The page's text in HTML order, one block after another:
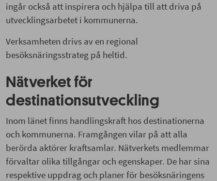
ingår också att inspirera och hjälpa till att driva på
utvecklingsarbetet i kommunerna.
Verksamheten drivs av en regional
besöksnäringsstrateg på heltid.
Nätverket för
destinationsutveckling
Inom länet finns handlingskraft hos destinationerna
och kommunerna. Framgången vilar på att alla
berörda aktörer kraftsamlar. Nätverkets medlemmar
förvaltar olika tillgångar och egenskaper. De har sina
respektive uppdrag och planer för besöksnäringens